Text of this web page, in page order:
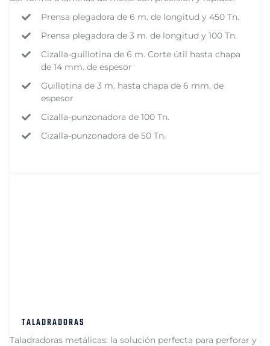
Prensa plegadora de 6 m. de longitud y 450 Tn.
Prensa plegadora de 3 m. de longitud y 100 Tn.
Cizalla-guillotina de 6 m. Corte útil hasta chapa
de 14 mm. de espesor
Guillotina de 3 m. hasta chapa de 6 mm. de
espesor
Cizalla-punzonadora de 100 Tn.
Cizalla-punzonadora de 50 Tn.
TALADRADORAS
Taladradoras metálicas: la solución perfecta para perforar y